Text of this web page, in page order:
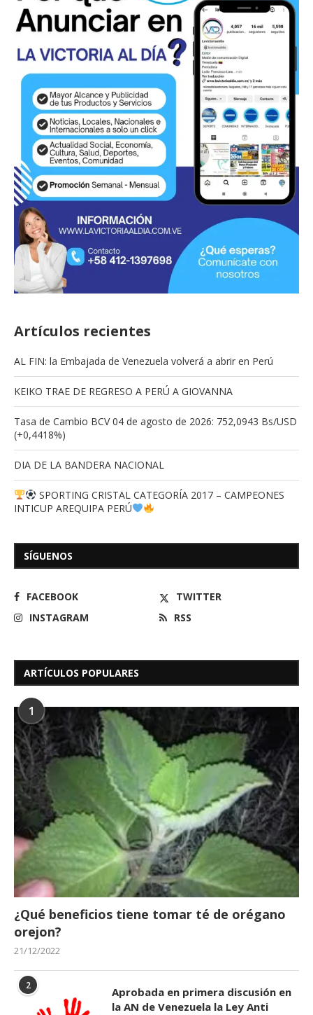
Artículos recientes
AL FIN: la Embajada de Venezuela volverá a abrir en Perú
KEIKO TRAE DE REGRESO A PERÚ A GIOVANNA
Tasa de Cambio BCV 04 de agosto de 2026: 752,0943 Bs/USD
(+0,4418%)
DIA DE LA BANDERA NACIONAL
SPORTING CRISTAL CATEGORÍA 2017 – CAMPEONES
INTICUP AREQUIPA PERÚ
SÍGUENOS
FACEBOOK
TWITTER
INSTAGRAM
RSS
ARTÍCULOS POPULARES
1
¿Qué beneficios tiene tomar té de orégano
orejon?
21/12/2022
2
Aprobada en primera discusión en
la AN de Venezuela la Ley Anti